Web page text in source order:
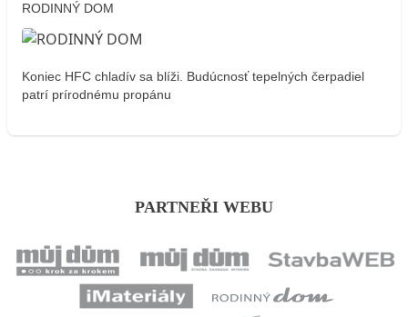
RODINNÝ DOM
Koniec HFC chladív sa blíži. Budúcnosť tepelných čerpadiel
patrí prírodnému propánu
PARTNEŘI WEBU